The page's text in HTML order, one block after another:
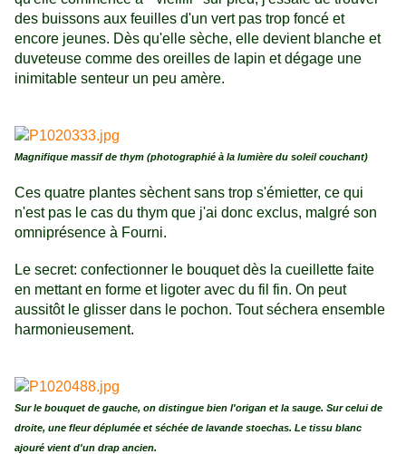
des buissons aux feuilles d'un vert pas trop foncé et
encore jeunes. Dès qu'elle sèche, elle devient blanche et
duveteuse comme des oreilles de lapin et dégage une
inimitable senteur un peu amère.
Magnifique massif de thym (photographié à la lumière du soleil couchant)
Ces quatre plantes sèchent sans trop s'émietter, ce qui
n'est pas le cas du thym que j'ai donc exclus, malgré son
omniprésence à Fourni.
Le secret: confectionner le bouquet dès la cueillette faite
en mettant en forme et ligoter avec du fil fin. On peut
aussitôt le glisser dans le pochon. Tout séchera ensemble
harmonieusement.
Sur le bouquet de gauche, on distingue bien l'origan et la sauge. Sur celui de
droite, une fleur déplumée et séchée de lavande stoechas. Le tissu blanc
ajouré vient d'un drap ancien.